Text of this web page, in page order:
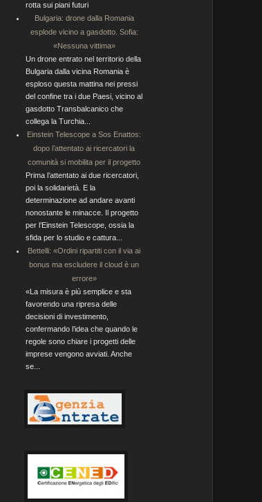
rotta sui piani futuri
Bulgaria: drone dalla Romania
esplode vicino a gasdotto. Sofia:
«Nessuna vittima»
Un drone entrato nel territorio della
Bulgaria dalla vicina Romania è
esploso questa mattina nei pressi
del confine tra i due Paesi, vicino al
gasdotto Transbalcanico che
collega la Turchia...
Einstein Telescope a Sos Enattos:
dopo l’attentato ai ricercatori la
comunità si mobilita per il progetto
Prima l’attentato ai due ricercatori,
poi la solidarietà. E la
determinazione ad andare avanti
nonostante le minacce. Il progetto
per l’Einstein Telescope, ossia la
sfida per lo studio e cattura...
Bettelli: «Ordini ripartiti con il via ai
bonus ma escludere il cloud è un
errore»
«La misura è più semplice e sta
favorendo una ripresa delle
decisioni di investimento,
confermando l’idea che quando le
regole sono chiare i progetti delle
imprese vengono avviati. Anche
se...